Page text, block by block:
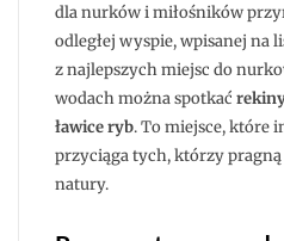
dla nurków i miłośników
odległej wyspie, wpisanej na
z najlepszych miejsc do
wodach można spotkać
ławice ryb. To miejsce, które
przyciąga tych, którzy
natury.